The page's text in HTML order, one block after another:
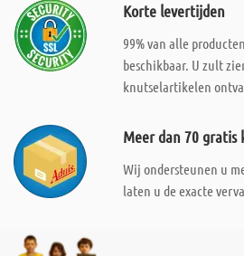
Korte levertijden
99% van alle
beschikbaar. U zult
knutselartikelen
Meer dan 70 gratis
Wij ondersteunen u
laten u de exacte